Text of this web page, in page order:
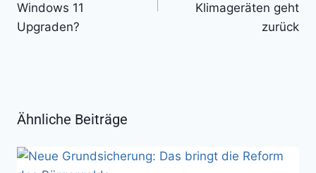
Windows 11
Upgraden?
Klimageräten geht
zurück
Ähnliche Beiträge